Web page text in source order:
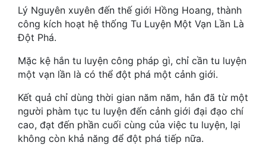
Dị Năng
Gia Đấu
Góc Nhìn Nữ
Huyền Huyễn
Huyền Nghi
Lý Nguyên xuyên đến thế giới Hồng Hoang, thành
công kích hoạt hệ thống Tu Luyện Một Vạn Lần Là
Đột Phá.
Mặc kệ hắn tu luyện công pháp gì, chỉ cần tu luyện
một vạn lần là có thể đột phá một cảnh giới.
Kết quả chỉ dùng thời gian năm năm, hắn đã từ một
người phàm tục tu luyện đến cảnh giới đại đạo chí
cao, đạt đến phần cuối cùng của việc tu luyện, lại
không còn khả năng để đột phá tiếp nữa.